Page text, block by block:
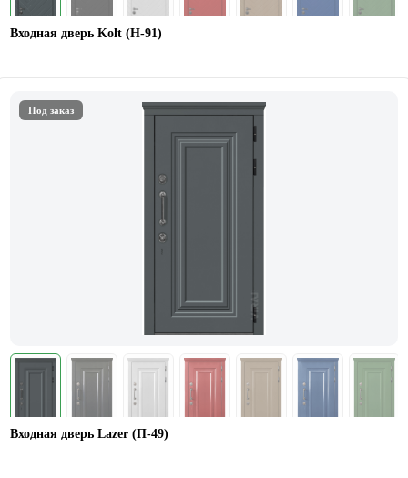
Входная дверь Kolt (Н-91)
Под заказ
Входная дверь Lazer (П-49)